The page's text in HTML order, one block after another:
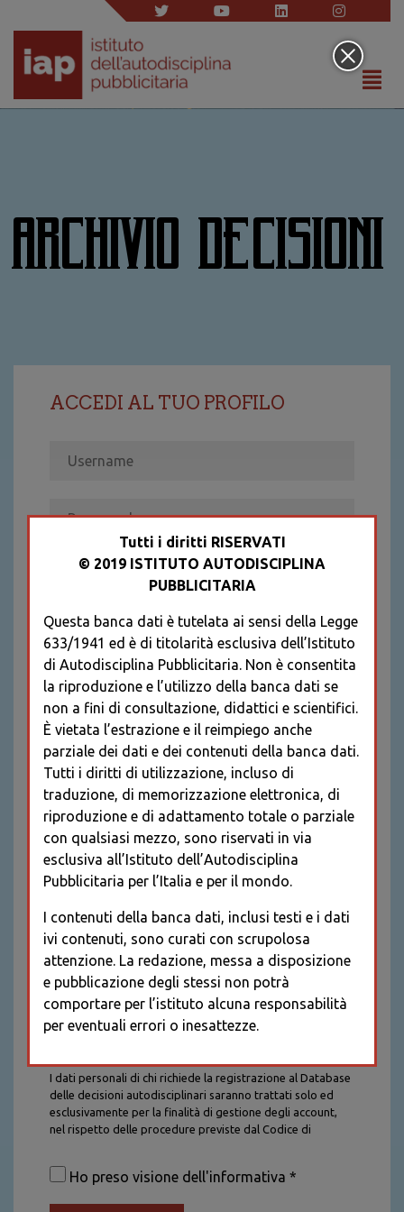
ARCHIVIO DECISIONI
ACCEDI AL TUO PROFILO
Recupera password
REGISTRATI
* I CAMPI CONTRASSEGNATI SONO
OBBLIGATORI
I dati personali di chi richiede la registrazione al Database
delle decisioni autodisciplinari saranno trattati solo ed
esclusivamente per la finalità di gestione degli account,
nel rispetto delle procedure previste dal Codice di
saranno trattati con tutte le cautele richieste dalla legge e
saranno conservati per la durata stabilita caso per caso
Ho preso visione dell'informativa *
Tutti i diritti RISERVATI
© 2019 ISTITUTO AUTODISCIPLINA
PUBBLICITARIA
Questa banca dati è tutelata ai sensi della Legge
633/1941 ed è di titolarità esclusiva dell’Istituto
di Autodisciplina Pubblicitaria. Non è consentita
la riproduzione e l’utilizzo della banca dati se
non a fini di consultazione, didattici e scientifici.
È vietata l’estrazione e il reimpiego anche
parziale dei dati e dei contenuti della banca dati.
Tutti i diritti di utilizzazione, incluso di
traduzione, di memorizzazione elettronica, di
riproduzione e di adattamento totale o parziale
con qualsiasi mezzo, sono riservati in via
esclusiva all’Istituto dell’Autodisciplina
Pubblicitaria per l’Italia e per il mondo.
I contenuti della banca dati, inclusi testi e i dati
ivi contenuti, sono curati con scrupolosa
attenzione. La redazione, messa a disposizione
e pubblicazione degli stessi non potrà
comportare per l’istituto alcuna responsabilità
per eventuali errori o inesattezze.